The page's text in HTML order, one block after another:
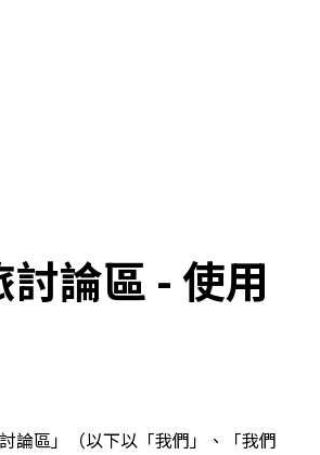
論區 - 使用
論區」（以下以「我們」、「我們